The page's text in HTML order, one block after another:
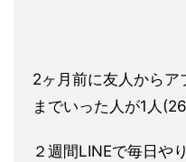
2ヶ月前に友人からア
までいった人が1 人
２週間LINEで毎日や